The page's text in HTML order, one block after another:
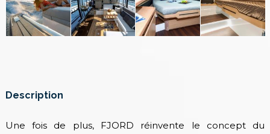
Description
Une fois de plus, FJORD réinvente le concept du